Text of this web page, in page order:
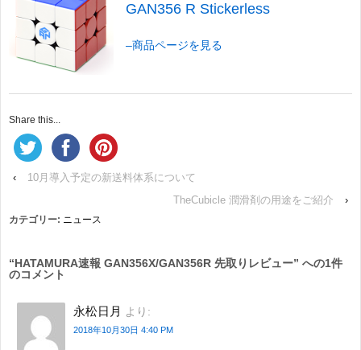
GAN356 R Stickerless
–商品ページを見る
Share this...
‹
10月導入予定の新送料体系について
TheCubicle 潤滑剤の用途をご紹介
›
カテゴリー: ニュース
“HATAMURA速報 GAN356X/GAN356R 先取りレビュー” への1件
のコメント
永松日月 より:
2018年10月30日 4:40 PM